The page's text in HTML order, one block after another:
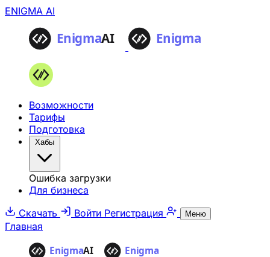
ENIGMA AI
Возможности
Тарифы
Подготовка
Хабы
Ошибка загрузки
Для бизнеса
Скачать
Войти Регистрация Меню
Главная